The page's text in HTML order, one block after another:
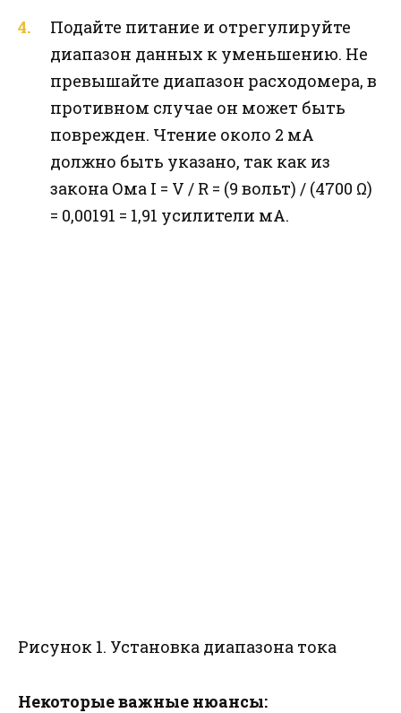
Подайте питание и отрегулируйте
диапазон данных к уменьшению. Не
превышайте диапазон расходомера, в
противном случае он может быть
поврежден. Чтение около 2 мА
должно быть указано, так как из
закона Ома I = V / R = (9 вольт) / (4700 Ω)
= 0,00191 = 1,91 усилители мА.
Рисунок 1. Установка диапазона тока
Некоторые важные нюансы: